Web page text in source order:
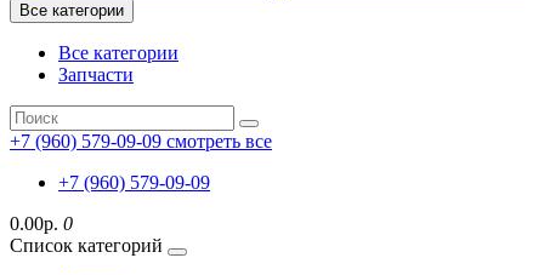
Все категории
Все категории
Запчасти
+7 (960) 579-09-09 смотреть все
+7 (960) 579-09-09
0.00р. 0
Список категорий